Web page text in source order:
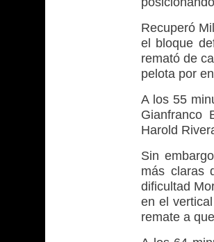
Recuperó
el bloque
remató de
pelota por
A los 55
Gianfranco
Harold
Sin
más claras
dificultad
en el
remate a